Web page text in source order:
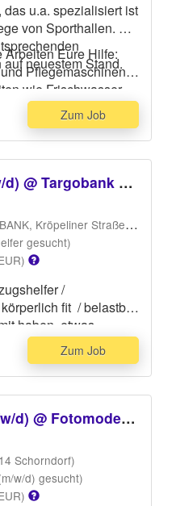
u.a. spezialisiert ist
von Sporthallen. Wir
neuestem Stand.
Eure Hilfe:
Pflegemaschinen
wie Frischwasser
Handreinigung von
Zum Job
Umzugshelfer/in (m/w/d) @ Targobank Rostock
Straße 62, 18055 Rostock)
gesucht)
/
fit / belastbar
haben, etwas
und tragen zu
besteht darin,
und andere
zu vertragen in
trage dunkle
werden kann und
Handschuhe mit
Zum Job
Sonstige Aushilfe (m/w/d) @ Fotomodel für Produktfotografie
Schorndorf)
w/d) gesucht)